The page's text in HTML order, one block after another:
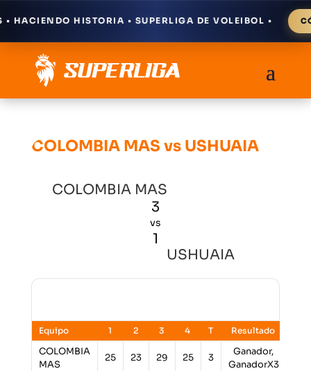
HISTORIA • SUPERLIGA DE VOLEIBOL •
COLOMBIA MAS vs USHUAIA
COLOMBIA MAS
3
vs
1
USHUAIA
Equipo 1 2 3 4 T Resultado
COLOMBIA
MAS
25 23 29 25 3
Ganador,
GanadorX3